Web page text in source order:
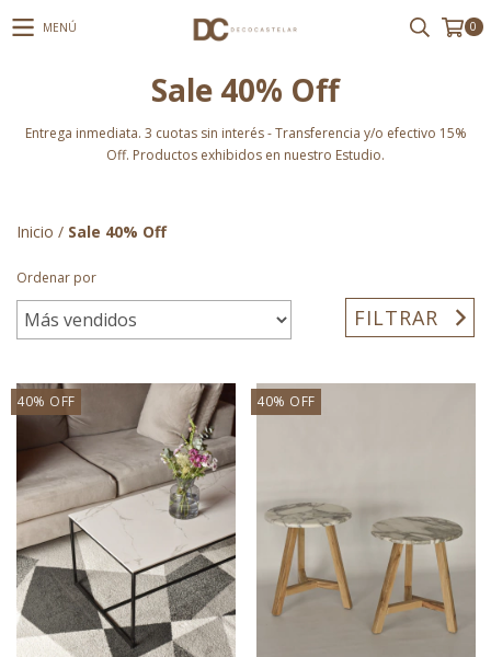
MENÚ 0
Sale 40% Off
Entrega inmediata. 3 cuotas sin interés - Transferencia y/o efectivo 15%
Off. Productos exhibidos en nuestro Estudio.
Inicio / Sale 40% Off
Ordenar por
FILTRAR
40% OFF 40% OFF